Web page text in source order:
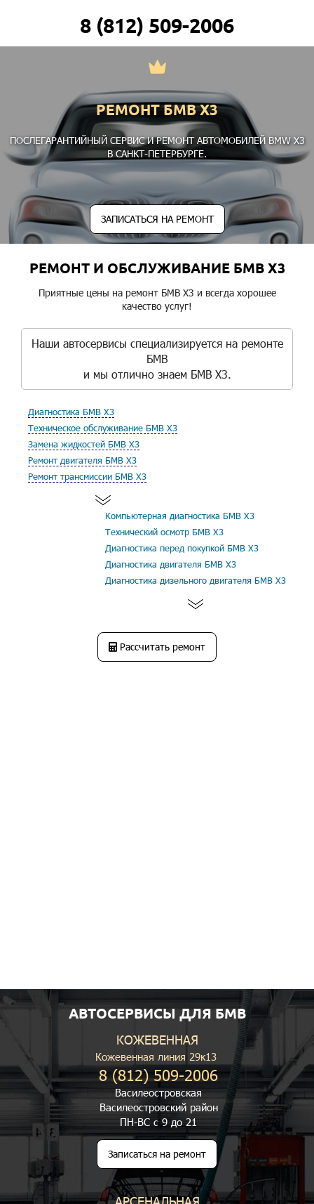
8 (812) 509-2006
РЕМОНТ БМВ Х3
ПОСЛЕГАРАНТИЙНЫЙ СЕРВИС И РЕМОНТ АВТОМОБИЛЕЙ BMW X3
В САНКТ-ПЕТЕРБУРГЕ.
ЗАПИСАТЬСЯ НА РЕМОНТ
РЕМОНТ И ОБСЛУЖИВАНИЕ БМВ Х3
Приятные цены на ремонт БМВ Х3 и всегда хорошее
качество услуг!
Наши автосервисы специализируется на ремонте
БМВ
и мы отлично знаем БМВ Х3.
Диагностика БМВ Х3
Техническое обслуживание БМВ Х3
Замена жидкостей БМВ Х3
Ремонт двигателя БМВ Х3
Ремонт трансмиссии БМВ Х3
Компьютерная диагностика БМВ Х3
Технический осмотр БМВ Х3
Диагностика перед покупкой БМВ Х3
Диагностика двигателя БМВ Х3
Диагностика дизельного двигателя БМВ Х3
Рассчитать ремонт
АВТОСЕРВИСЫ ДЛЯ БМВ
КОЖЕВЕННАЯ
Кожевенная линия 29к13
8 (812) 509-2006
Василеостровская
Василеостровский район
ПН-ВС с 9 до 21
Записаться на ремонт